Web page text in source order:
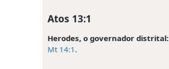
Atos 13:1
Herodes, o governador distrital:
Mt 14:1 .